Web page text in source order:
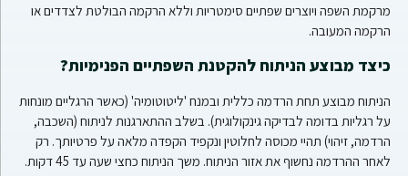
מרקמת השפה ויוצרים שפתיים סימטריות וללא הרקמה הבולטת לצדדים או
הרקמה המעובה.
כיצד מבוצע הניתוח להקטנת השפתיים הפנימיות?
הניתוח מבוצע תחת הרדמה כללית ובמנח 'ליטוטומיה' (כאשר הרגליים מונחות
על רגליות בדומה לבדיקה גינקולוגית). בשלב ההתארגנות לניתוח (השכבה,
הרדמה, זיהוי) תהיי מכוסה לחלוטין ונקפיד הקפדה מלאה על פרטיותך. רק
לאחר ההרדמה נחשוף את אזור הניתוח. משך הניתוח כחצי שעה עד 45 דקות.